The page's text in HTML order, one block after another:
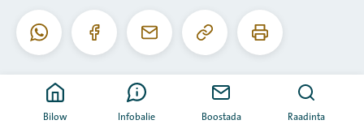
Bilow Infobalie Boostada Raadinta
WhatsappFacebookI-
Koobiyee
URL-
Daabac
boggaan